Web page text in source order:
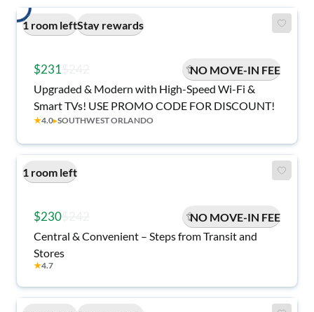
1 room leftStay rewards
$231
NO MOVE-IN FEE
Upgraded & Modern with High-Speed Wi-Fi &
Smart TVs! USE PROMO CODE FOR DISCOUNT!
★4.0▸SOUTHWEST ORLANDO
1 room left
$230
NO MOVE-IN FEE
Central & Convenient – Steps from Transit and
Stores
★4.7